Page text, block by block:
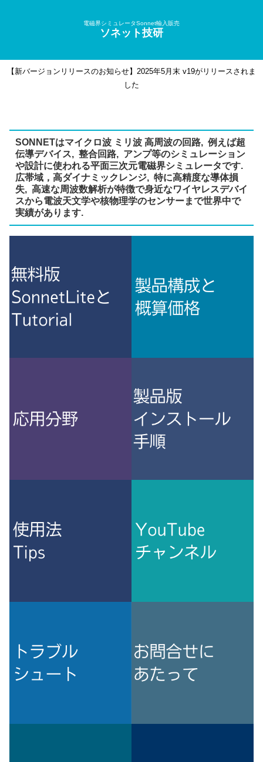
電磁界シミュレータSonnet輸入販売
ソネット技研
【新バージョンリリースのお知らせ】2025年5月末 v19がリリースされま
した
SONNETはマイクロ波 ミリ波 高周波の回路, 例えば超
伝導デバイス, 整合回路, アンプ等のシミュレーション
や設計に使われる平面三次元電磁界シミュレータです.
広帯域，高ダイナミックレンジ, 特に高精度な導体損
失, 高速な周波数解析が特徴で身近なワイヤレスデバイ
スから電波天文学や核物理学のセンサーまで世界中で
実績があります.